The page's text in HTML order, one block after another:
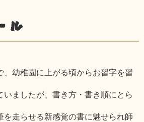
ル
、幼稚園に上がる頃からお習字を習
いましたが、書き方・書き順にとら
を走らせる新感覚の書に魅せられ師